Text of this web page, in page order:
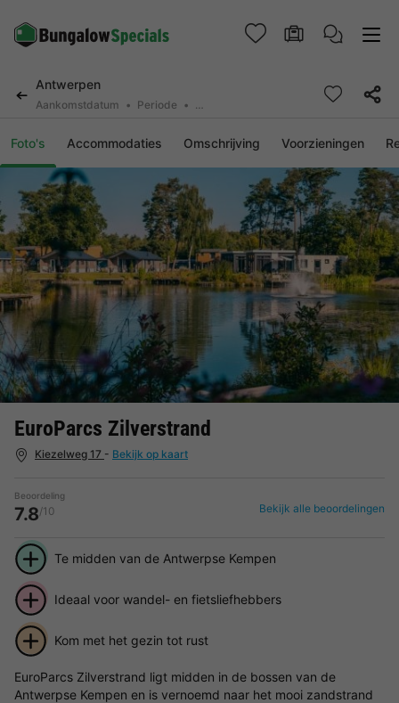
Antwerpen
Aankomstdatum Periode 2 deelnemers, 0 huisdier
Foto's Accommodaties Omschrijving Voorzieningen
EuroParcs Zilverstrand
Kiezelweg 17 - Bekijk op kaart
Beoordeling
7.8/10 Bekijk alle beoordelingen
Te midden van de Antwerpse Kempen
Ideaal voor wandel- en fietsliefhebbers
Kom met het gezin tot rust
EuroParcs Zilverstrand ligt midden in de bossen van de
Antwerpse Kempen en is vernoemd naar het mooi zandstrand